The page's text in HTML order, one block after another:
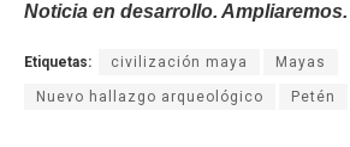
Noticia en desarrollo. Ampliaremos.
Etiquetas: civilización maya Mayas
Nuevo hallazgo arqueológico Petén